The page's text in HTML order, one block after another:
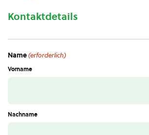
Kontaktdetails
Name(erforderlich)
Vorname
Nachname